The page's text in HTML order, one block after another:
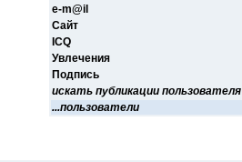
e-m@il
Cайт
ICQ
Увлечения
Подпись
искать публикации пользователя
...пользователи